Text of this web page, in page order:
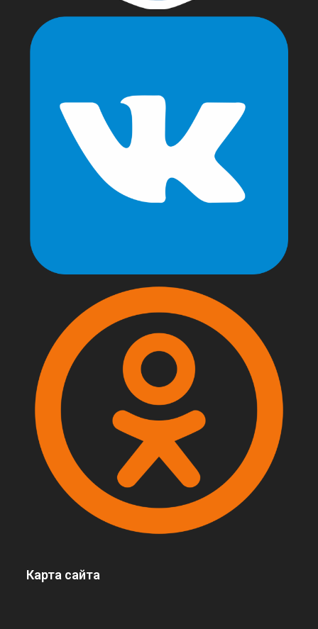
Карта сайта